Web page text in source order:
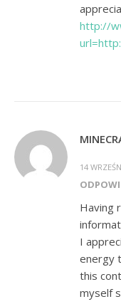
http://
14
Having
I
energy
this
myself